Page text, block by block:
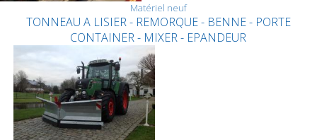
Matériel neuf
TONNEAU A LISIER - REMORQUE - BENNE - PORTE
CONTAINER - MIXER - EPANDEUR